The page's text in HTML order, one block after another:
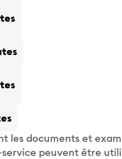
les documents et
peuvent être